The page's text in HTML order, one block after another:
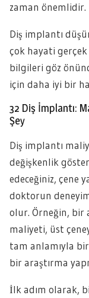
zaman önemlidir.
Diş implantı
çok hayati
bilgileri göz
için daha iyi bir
32 Diş İmplantı:
Şey
Diş implantı
değişkenlik
edeceğiniz, çene
doktorun
olur. Örneğin, bir
maliyeti, üst
tam anlamıyla
bir araştırma
İlk adım olarak,